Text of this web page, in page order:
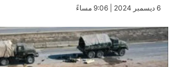
​6 ديسمبر 2024 | 9:06 مساءً